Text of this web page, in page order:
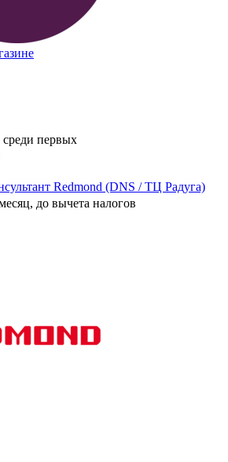
первых
Redmond (DNS / ТЦ Радуга)
до вычета налогов